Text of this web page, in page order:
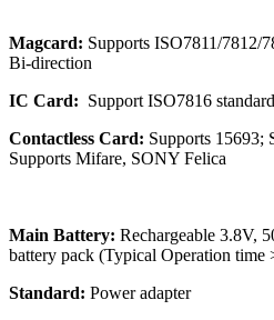
Magcard: Supports ISO7811/7812/
Bi-direction
IC Card: Support ISO7816 standard
Contactless Card: Supports 15693;
Supports Mifare, SONY Felica
Main Battery: Rechargeable 3.8V,
battery pack (Typical Operation time
Standard: Power adapter